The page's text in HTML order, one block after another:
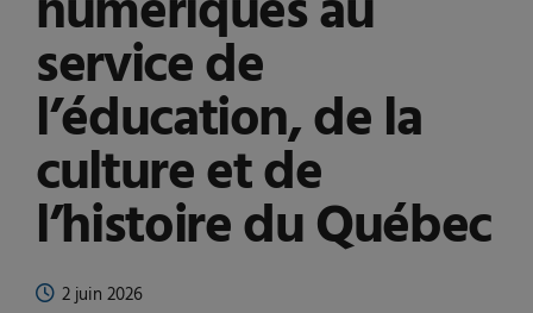
service de
l’éducation, de la
culture et de
l’histoire du Québec
2 juin 2026